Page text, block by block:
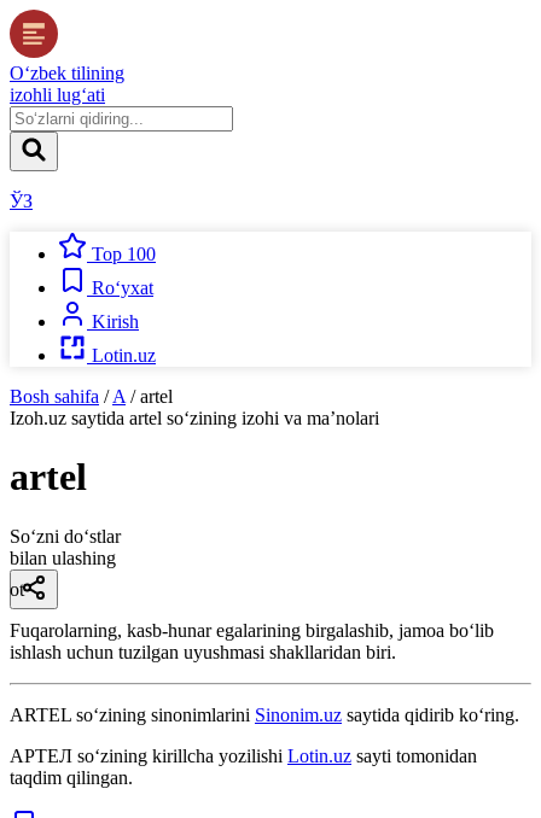
O‘zbek tilining
izohli lug‘ati
ЎЗ
Top 100
Ro‘yxat
Kirish
Lotin.uz
Bosh sahifa / A / artel
Izoh.uz saytida artel so‘zining izohi va ma’nolari
artel
So‘zni do‘stlar
bilan ulashing
ot
Fuqarolarning, kasb-hunar egalarining birgalashib, jamoa boʻlib
ishlash uchun tuzilgan uyushmasi shakllaridan biri.
ARTEL so‘zining sinonimlarini Sinonim.uz saytida qidirib ko‘ring.
АРТЕЛ so‘zining kirillcha yozilishi Lotin.uz sayti tomonidan
taqdim qilingan.